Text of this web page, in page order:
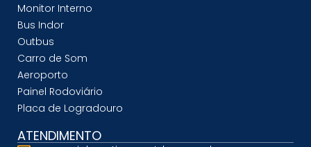
Monitor Interno
Bus Indor
Outbus
Carro de Som
Aeroporto
Painel Rodoviário
Placa de Logradouro
ATENDIMENTO